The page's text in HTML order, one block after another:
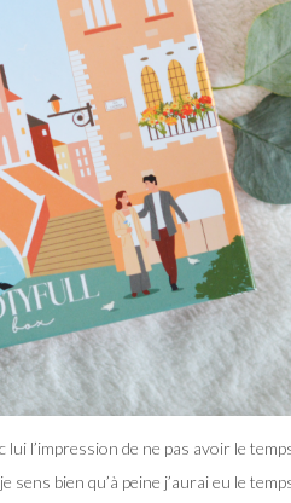
l’impression de ne pas avoir le
bien qu’à peine j’aurai eu le